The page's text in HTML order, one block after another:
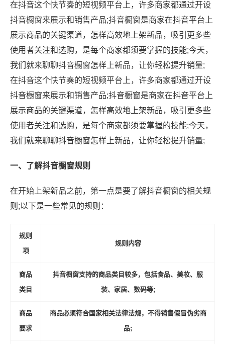
在抖音这个快节奏的短视频平台上，许多商家都通过开设
抖音橱窗来展示和销售产品;抖音橱窗是商家在抖音平台上
展示商品的关键渠道，怎样高效地上架新品，吸引更多些
使用者关注和选购，是每个商家都须要掌握的技能;今天，
我们就来聊聊抖音橱窗怎样上新品，让你轻松提升销量;
在抖音这个快节奏的短视频平台上，许多商家都通过开设
抖音橱窗来展示和销售产品;抖音橱窗是商家在抖音平台上
展示商品的关键渠道，怎样高效地上架新品，吸引更多些
使用者关注和选购，是每个商家都须要掌握的技能;今天，
我们就来聊聊抖音橱窗怎样上新品，让你轻松提升销量;
一、了解抖音橱窗规则
在开始上架新品之前，第一点是要了解抖音橱窗的相关规
则;以下是一些常见的规则：
规则
项
规则内容
商品
类目
抖音橱窗支持的商品类目较多，包括食品、美妆、服
装、家居、数码等;
商品
要求
商品必须符合国家相关法律法规，不得销售假冒伪劣商
品;